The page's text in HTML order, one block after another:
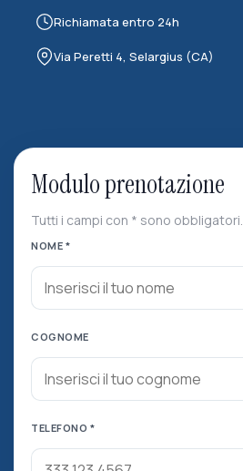
Richiamata entro 24h
Via Peretti 4, Selargius (CA)
Modulo prenotazione
Tutti i campi con * sono obbligatori.
NOME *
COGNOME
TELEFONO *